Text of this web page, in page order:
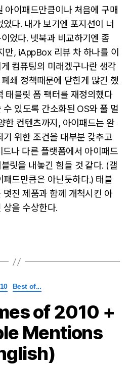
아이패드만큼이나 처음에 구매
다. 내가 보기엔 포지션이 너
었다. 넷북과 비교하기엔 좀
만, iAppBox 리뷰 차 하나를 이
컴퓨팅의 미래겠구나란 생각
쇄 정책때문에 닫힌게 많긴 했
태블릿 폼 팩터를 재정의했다
있도록 간소화된 OS와 풀 멀
한 컨텐츠까지, 아이패드는 완
위한 조건을 대부분 갖추고
나 다른 플랫폼에서 아이패드
릿을 내놓긴 힘들 것 같다. (갤
드만큼은 아닌듯하다.) 태블
진 제품과 함께 개척시킨 아
상을 수상한다.
Categories
Best of...
of 2010 +
Mentions